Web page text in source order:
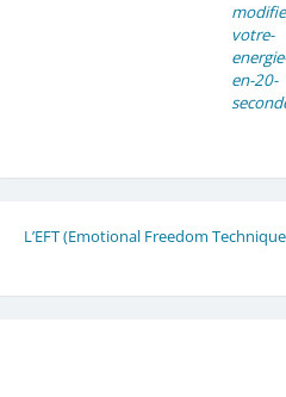
votre-
en-20-
L’EFT (Emotional Freedom